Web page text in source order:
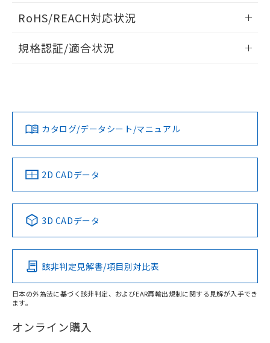
ドすることができます。
ログイン/会員登録
ダウンロードデータをご利用いただく前に、以下を必ずお読
みください。
ソフトウェアの使用条件
RoHS/REACH対応状況
EU RoHS 注意事項・凡例
対応済み
中国 RoHS 注意事項・凡例
Pb Hg Cd Cr(VI)
O
在庫等で未対応品が混在する可能性があります。
規格認証/適合状況
LR型式承認
（イギリス
船舶規格）
DNV型式承認
（ノルウェー
BV型式承認
（フランス
KR型式
（韓国
No No No No
この製品の規格認証/適合状況ページへ
その他の認証はこちらのページからご検索ください
カタログ/データシート/マニュアル
2D CADデータ
3D CADデータ
該非判定見解書/項目別対比表
日本の外為法に基づく該非判定、およびEAR再輸出規制に関する見解が入手でき
ます。
オンライン購入
ものではありません。
また、RoHS指令のフタル酸エステル類４
物質の対応では、対応完了までの期間は出
荷製品に未対応品が混在することから備考
欄に対応日を記載しておりました。